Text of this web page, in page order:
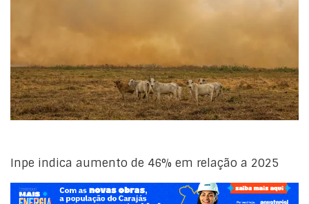
Inpe indica aumento de 46% em relação a 2025